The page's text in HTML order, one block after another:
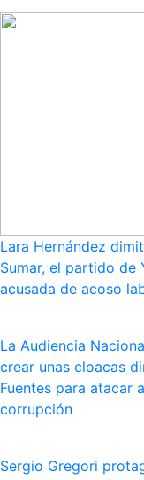
Lara Hernández
Sumar, el partido de
acusada de acoso
La Audiencia
crear unas cloacas
Fuentes para atacar
corrupción
Sergio Gregori